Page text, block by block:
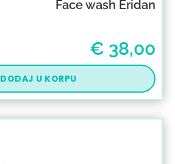
Face wash Eridan
€ 38,00
DODAJ U KORPU